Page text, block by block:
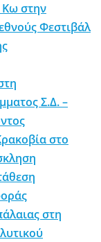
Κω στην
Φεστιβάλ
Σ.Δ. –
στο
στη